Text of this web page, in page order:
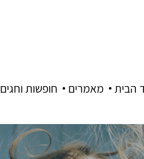
חופשות וחגים מאמרים הבית